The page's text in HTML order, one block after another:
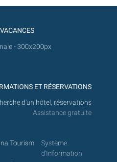
ET RÉSERVATIONS
d'un hôtel, réservations
Assistance gratuite
Système
d'Information